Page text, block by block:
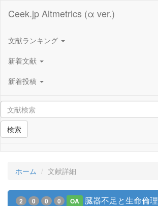
Ceek.jp Altmetrics (α ver.)
文献ランキング
新着文献
新着投稿
検索
ホーム 文献詳細
2 0 0 0 OA 臓器不足と生命倫理